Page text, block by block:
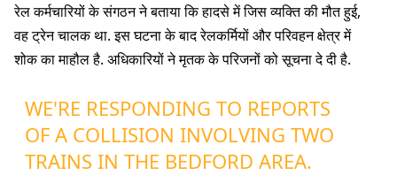
रेल कर्मचारियों के संगठन ने बताया कि हादसे में जिस व्यक्ति की मौत हुई,
वह ट्रेन चालक था. इस घटना के बाद रेलकर्मियों और परिवहन क्षेत्र में
शोक का माहौल है. अधिकारियों ने मृतक के परिजनों को सूचना दे दी है.
WE'RE RESPONDING TO REPORTS
OF A COLLISION INVOLVING TWO
TRAINS IN THE BEDFORD AREA.